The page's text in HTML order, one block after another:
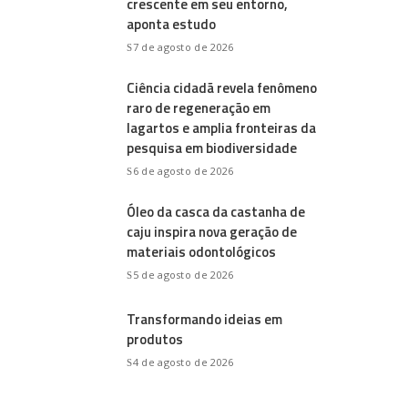
aponta estudo
7 de agosto de 2026
Ciência cidadã revela fenômeno
raro de regeneração em
lagartos e amplia fronteiras da
pesquisa em biodiversidade
6 de agosto de 2026
Óleo da casca da castanha de
caju inspira nova geração de
materiais odontológicos
5 de agosto de 2026
Transformando ideias em
produtos
4 de agosto de 2026